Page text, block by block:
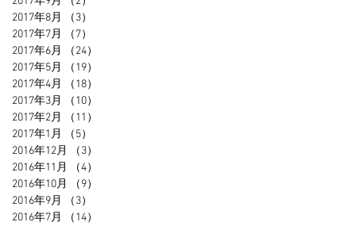
2017年8月
（3）
2017年7月
（7）
2017年6月
（24）
2017年5月
（19）
2017年4月
（18）
2017年3月
（10）
2017年2月
（11）
2017年1月
（5）
2016年12月
（3）
2016年11月
（4）
2016年10月
（9）
2016年9月
（3）
2016年7月
（14）